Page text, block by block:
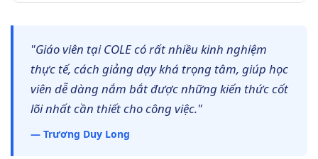
"Giáo viên tại COLE có rất nhiều kinh nghiệm
thực tế, cách giảng dạy khá trọng tâm, giúp học
viên dễ dàng nắm bắt được những kiến thức cốt
lõi nhất cần thiết cho công việc."
— Trương Duy Long